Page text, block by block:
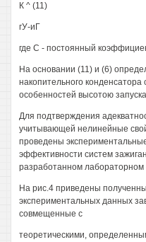
К ^ (11)
гУ-иГ
где С - постоянный
На основании (11) и (6)
накопительного
особенностей высотою
Для подтверждения
учитывающей нелинейные
проведены
эффективности систем
разработанном лабораторном
На рис.4 приведены
экспериментальных данных
совмещенные с
теоретическими,